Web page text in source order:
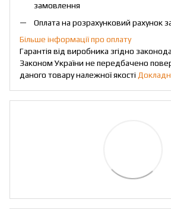
замовлення
Оплата на розрахунковий рахунок
Більше інформації про оплату
Гарантія від виробника згідно
Законом України не передбачено
даного товару належної якості